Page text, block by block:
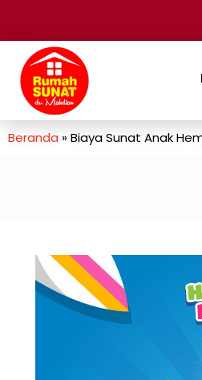
Beranda »Biaya Sunat Anak